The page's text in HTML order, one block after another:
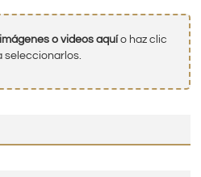
o videos aquío haz clic
seleccionarlos.